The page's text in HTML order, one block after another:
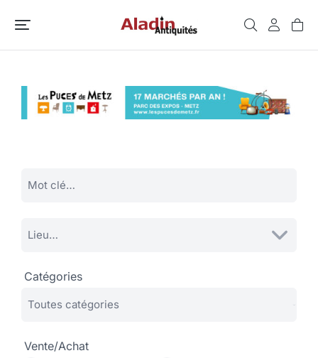
Catégories
Vente/Achat